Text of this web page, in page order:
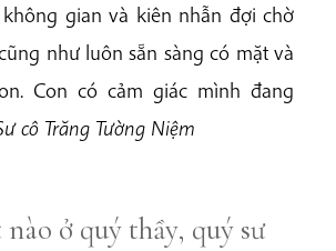
gian và kiên nhẫn đợi chờ
như luôn sẵn sàng có mặt và
Con có cảm giác mình đang
cô Trăng Tường Niệm
nào ở quý thầy, quý sư